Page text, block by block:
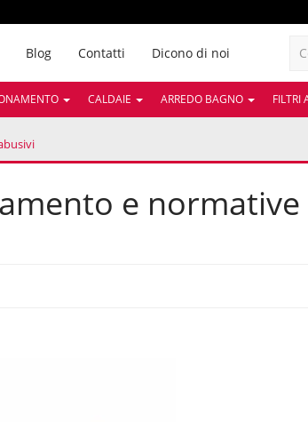
Blog Contatti Dicono di noi
CALDAIE ARREDO BAGNO FILTRI
e normative